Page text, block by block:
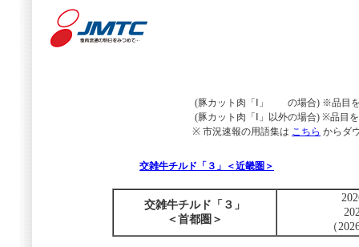
(豚カット肉「Ⅰ」 の場合) ※品目を
(豚カット肉「Ⅰ」以外の場合) ※品目
※ 市況速報の用語集は こちら からダ
交雑牛チルド「３」＜近畿圏＞
交雑牛チルド「３」
＜首都圏＞
（